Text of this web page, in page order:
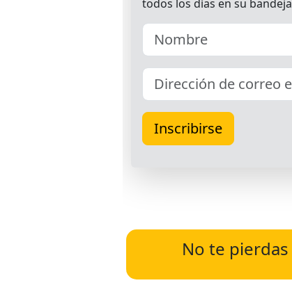
No te